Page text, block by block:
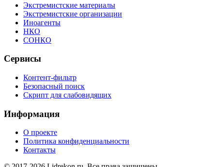
Экстремистские материалы
Экстремистские организации
Иноагенты
НКО
СОНКО
Сервисы
Контент-фильтр
Безопасный поиск
Скрипт для слабовидящих
Информация
О проекте
Политика конфиденциальности
Контакты